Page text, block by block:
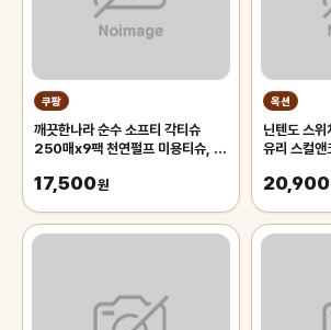
쿠팡
깨끗한나라 순수 소프티 각티슈
250매x9팩 천연펄프 미용티슈, 3
17,500원
옥션
닌텐도 스
유리 스컬앤
20,900